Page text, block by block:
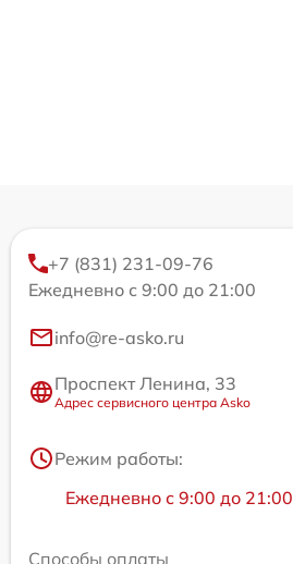
+7 (831) 231-09-76
Ежедневно с 9:00 до 21:00
info@re-asko.ru
Проспект Ленина, 33
Адрес сервисного центра Asko
Режим работы:
Ежедневно с 9:00 до 21:00
Способы оплаты